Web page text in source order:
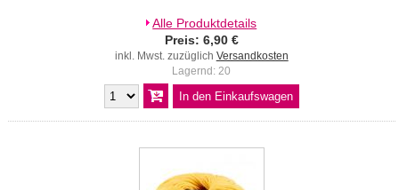
Alle Produktdetails
Preis: 6,90 €
inkl. Mwst. zuzüglich Versandkosten
Lagernd: 20